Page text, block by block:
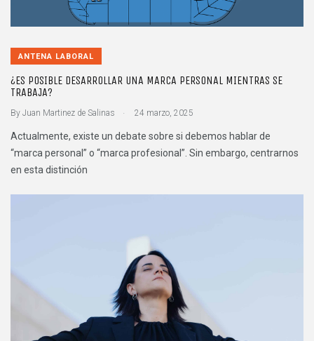
ANTENA LABORAL
¿ES POSIBLE DESARROLLAR UNA MARCA PERSONAL MIENTRAS SE
TRABAJA?
By Juan Martinez de Salinas 24 marzo, 2025
Actualmente, existe un debate sobre si debemos hablar de
“marca personal” o “marca profesional”. Sin embargo, centrarnos
en esta distinción